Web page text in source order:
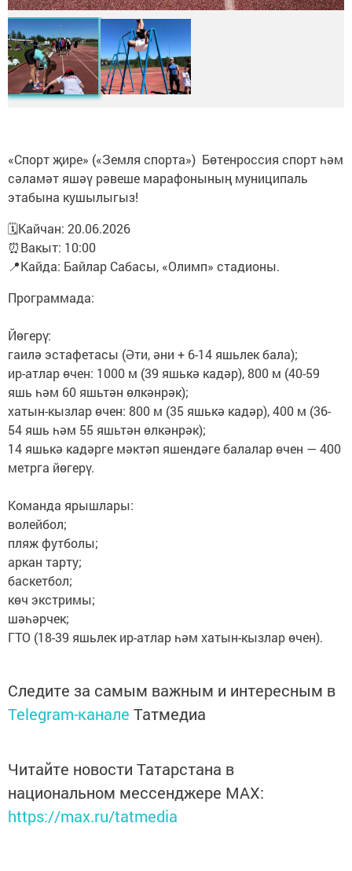
«Спорт җире» («Земля спорта») Бөтенроссия спорт һәм
сәламәт яшәү рәвеше марафонының муниципаль
этабына кушылыгыз!
🗓Кайчан: 20.06.2026
⏰Вакыт: 10:00
📍Кайда: Байлар Сабасы, «Олимп» стадионы.
Программада:
Йөгерү:
гаилә эстафетасы (Әти, әни + 6-14 яшьлек бала);
ир-атлар өчен: 1000 м (39 яшькә кадәр), 800 м (40-59
яшь һәм 60 яшьтән өлкәнрәк);
хатын-кызлар өчен: 800 м (35 яшькә кадәр), 400 м (36-
54 яшь һәм 55 яшьтән өлкәнрәк);
14 яшькә кадәрге мәктәп яшендәге балалар өчен — 400
метрга йөгерү.
Команда ярышлары:
волейбол;
пляж футболы;
аркан тарту;
баскетбол;
көч экстримы;
шәһәрчек;
ГТО (18-39 яшьлек ир-атлар һәм хатын-кызлар өчен).
Следите за самым важным и интересным в
Telegram-канале Татмедиа
Читайте новости Татарстана в
национальном мессенджере MАХ:
https://max.ru/tatmedia